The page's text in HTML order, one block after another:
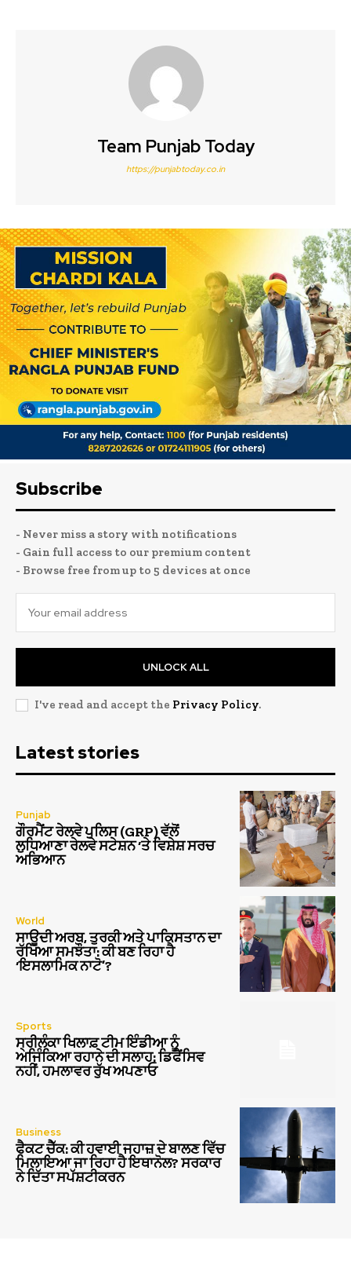
Team Punjab Today
https://punjabtoday.co.in
Subscribe
- Never miss a story with notifications
- Gain full access to our premium content
- Browse free from up to 5 devices at once
UNLOCK ALL
I've read and accept the Privacy Policy.
Latest stories
Punjab
ਗੌਰਮੈਂਟ ਰੇਲਵੇ ਪੁਲਿਸ (GRP) ਵੱਲੋਂ
ਲੁਧਿਆਣਾ ਰੇਲਵੇ ਸਟੇਸ਼ਨ ‘ਤੇ ਵਿਸ਼ੇਸ਼ ਸਰਚ
ਅਭਿਆਨ
World
ਸਾਊਦੀ ਅਰਬ, ਤੁਰਕੀ ਅਤੇ ਪਾਕਿਸਤਾਨ ਦਾ
ਰੱਖਿਆ ਸਮਝੌਤਾ: ਕੀ ਬਣ ਰਿਹਾ ਹੈ
‘ਇਸਲਾਮਿਕ ਨਾਟੋ’?
Sports
ਸ੍ਰੀਲੰਕਾ ਖਿਲਾਫ਼ ਟੀਮ ਇੰਡੀਆ ਨੂੰ
ਅਜਿੰਕਿਆ ਰਹਾਨੇ ਦੀ ਸਲਾਹ: ਡਿਫੈਂਸਿਵ
ਨਹੀਂ, ਹਮਲਾਵਰ ਰੁੱਖ ਅਪਣਾਓ
Business
ਫੈਕਟ ਚੈੱਕ: ਕੀ ਹਵਾਈ ਜਹਾਜ਼ ਦੇ ਬਾਲਣ ਵਿੱਚ
ਮਿਲਾਇਆ ਜਾ ਰਿਹਾ ਹੈ ਇਥਾਨੋਲ? ਸਰਕਾਰ
ਨੇ ਦਿੱਤਾ ਸਪੱਸ਼ਟੀਕਰਨ